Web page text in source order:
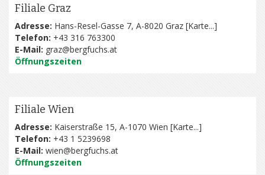
Filiale Graz
Adresse: Hans-Resel-Gasse 7, A-8020 Graz [Karte...]
Telefon: +43 316 763300
E-Mail: graz@bergfuchs.at
Öffnungszeiten
Filiale Wien
Adresse: Kaiserstraße 15, A-1070 Wien [Karte...]
Telefon: +43 1 5239698
E-Mail: wien@bergfuchs.at
Öffnungszeiten